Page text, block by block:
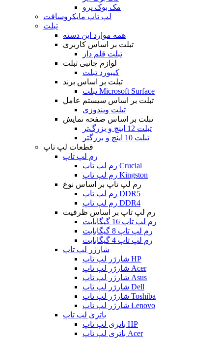
مک بوک پرو
لپ تاپ مایکروسافت
تبلت
همه موارد این دسته
تبلت بر اساس کاربری
تبلت قلم دار
لوازم جانبی تبلت
کیبورد تبلت
تبلت بر اساس برند
تبلت Microsoft Surface
تبلت بر اساس سیستم عامل
تبلت ویندوزی
تبلت بر اساس صفحه نمایش
تبلت 12 اینچ و بزرگ‌تر
تبلت 10 اینچ و بزرگتر
قطعات لپ تاپ
رم لپ تاپ
رم لپ تاپ Crucial
رم لپ تاپ Kingston
رم لپ تاپ بر اساس نوع
رم لپ تاپ DDR5
رم لپ تاپ DDR4
رم لپ تاپ بر اساس ظرفیت
رم لپ تاپ 16 گیگابایت
رم لپ تاپ 8 گیگابایت
رم لپ تاپ 4 گیگابایت
شارژر لپ تاپ
شارژر لپ تاپ HP
شارژر لپ تاپ Acer
شارژر لپ تاپ Asus
شارژر لپ تاپ Dell
شارژر لپ تاپ Toshiba
شارژر لپ تاپ Lenovo
باتری لپ تاپ
باتری لپ تاپ HP
باتری لپ تاپ Acer